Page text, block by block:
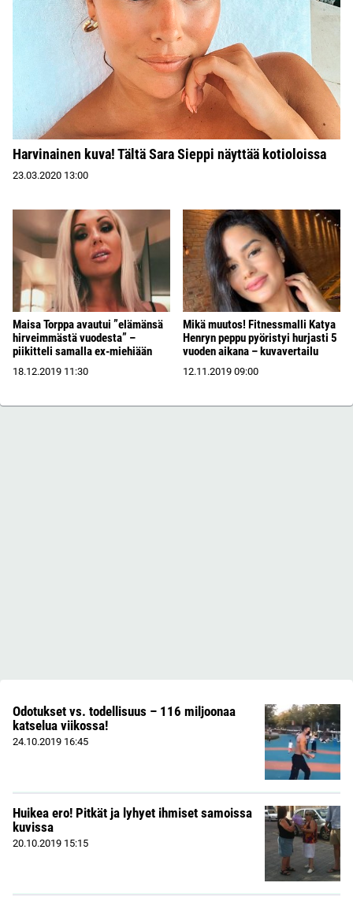
Harvinainen kuva! Tältä Sara Sieppi näyttää kotioloissa
23.03.2020 13:00
Maisa Torppa avautui ”elämänsä
hirveimmästä vuodesta” –
piikitteli samalla ex-miehiään
18.12.2019 11:30
Mikä muutos! Fitnessmalli Katya
Henryn peppu pyöristyi hurjasti 5
vuoden aikana – kuvavertailu
12.11.2019 09:00
Odotukset vs. todellisuus – 116 miljoonaa
katselua viikossa!
24.10.2019 16:45
Huikea ero! Pitkät ja lyhyet ihmiset samoissa
kuvissa
20.10.2019 15:15